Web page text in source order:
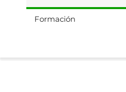
Formación